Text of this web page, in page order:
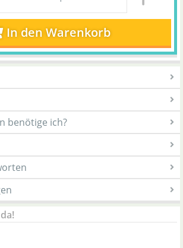
In den Warenkorb
benötige ich?